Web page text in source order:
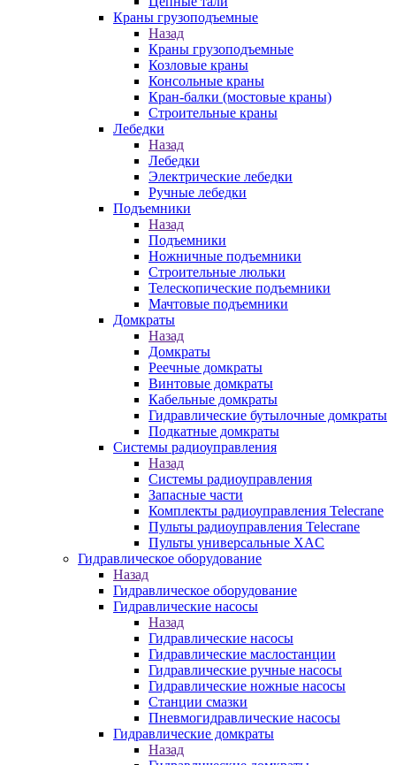
Краны грузоподъемные
Назад
Краны грузоподъемные
Козловые краны
Консольные краны
Кран-балки (мостовые краны)
Строительные краны
Лебедки
Назад
Лебедки
Электрические лебедки
Ручные лебедки
Подъемники
Назад
Подъемники
Ножничные подъемники
Строительные люльки
Телескопические подъемники
Мачтовые подъемники
Домкраты
Назад
Домкраты
Реечные домкраты
Винтовые домкраты
Кабельные домкраты
Гидравлические бутылочные домкраты
Подкатные домкраты
Системы радиоуправления
Назад
Системы радиоуправления
Запасные части
Комплекты радиоуправления Telecrane
Пульты радиоуправления Telecrane
Пульты универсальные XAC
Гидравлическое оборудование
Назад
Гидравлическое оборудование
Гидравлические насосы
Назад
Гидравлические насосы
Гидравлические маслостанции
Гидравлические ручные насосы
Гидравлические ножные насосы
Станции смазки
Пневмогидравлические насосы
Гидравлические домкраты
Назад